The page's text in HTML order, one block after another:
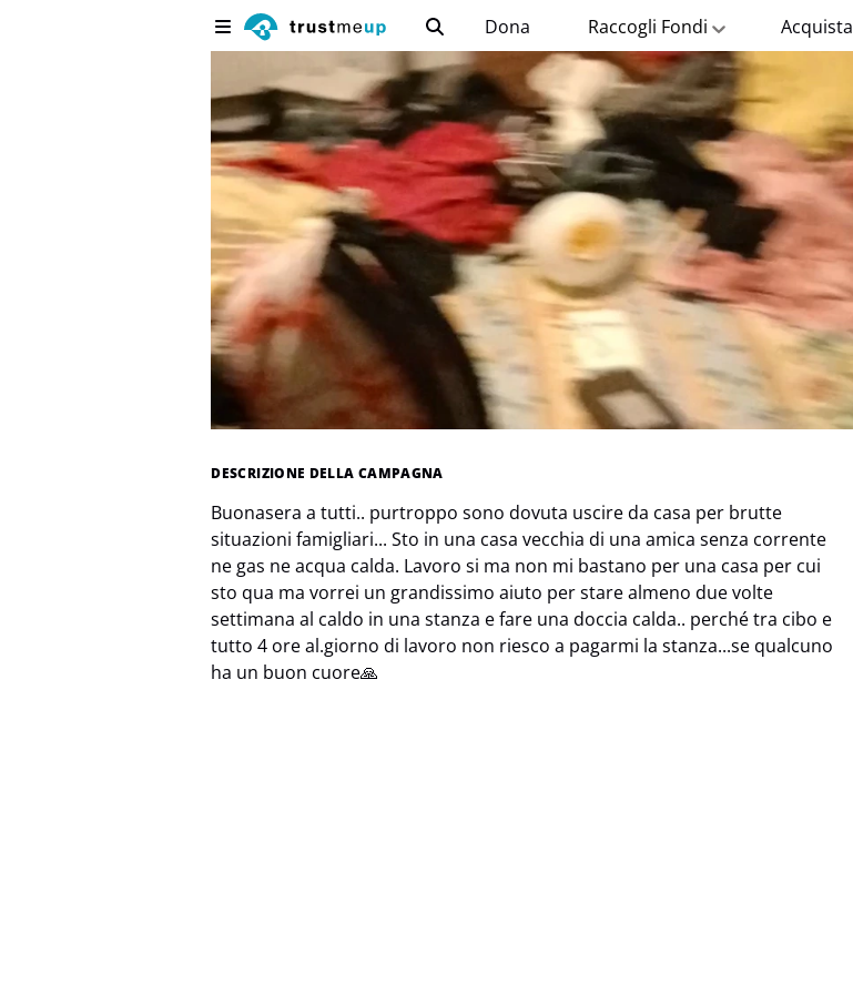
Dona Raccogli Fondi Acquista
DESCRIZIONE DELLA CAMPAGNA
Buonasera a tutti.. purtroppo sono dovuta uscire da casa per brutte
situazioni famigliari... Sto in una casa vecchia di una amica senza corrente
ne gas ne acqua calda. Lavoro si ma non mi bastano per una casa per cui
sto qua ma vorrei un grandissimo aiuto per stare almeno due volte
settimana al caldo in una stanza e fare una doccia calda.. perché tra cibo e
tutto 4 ore al.giorno di lavoro non riesco a pagarmi la stanza...se qualcuno
ha un buon cuore🙏